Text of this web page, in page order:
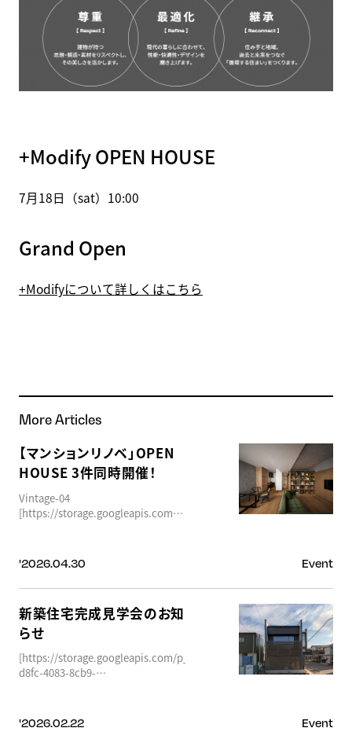
+Modify OPEN HOUSE
7月18日（sat）10:00
Grand Open
+Modifyについて詳しくはこちら
More Articles
'2026.04.30
【マンションリノベ」OPEN
HOUSE 3件同時開催！
Vintage-04
[https://storage.googleapis.com/p_62e882a5ddd6e2dd4a7ea490/
[https://storage.googleapis.com/p_62e882a5ddd6e2dd4a7ea490/
eaa7-4b4d-adf0-
7e5db2246511/%E5%AF%9D%E5%AE%A4.png]
[https://storage.googleapis.com/p_62e882a5ddd6e2dd4a7ea490/
cbce-4090-a0b2-
dd32e94e616c/%E6%B4%97%E9%9D%A2%E5%8F%B0.png]
今、賢く住まいを手に入れるな
ら“リノベーション”という選択も。
ンを行った中古マンション事例を、
Event
'2026.02.22
新築住宅完成見学会のお知
らせ
[https://storage.googleapis.com/p_62e882a5ddd6e2dd4a7ea490/
d8fc-4083-8cb9-
[https://storage.googleapis.com/p_62e882a5ddd6e2dd4a7ea490/
Event